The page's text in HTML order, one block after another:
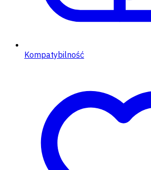
Kompatybilność